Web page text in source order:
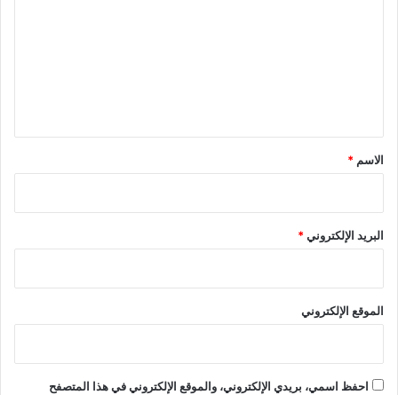
*
الاسم *
البريد الإلكتروني*
الموقع الإلكتروني
احفظ اسمي، بريدي الإلكتروني، والموقع الإلكتروني في هذا المتصفح